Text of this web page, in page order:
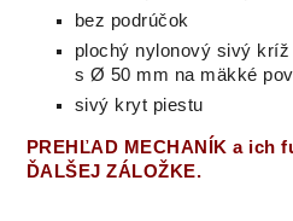
bez podrúčok
plochý nylonový sivý
s Ø 50 mm na mäkké
sivý kryt piestu
PREHĽAD MECHANÍK a ich
ĎALŠEJ ZÁLOŽKE.